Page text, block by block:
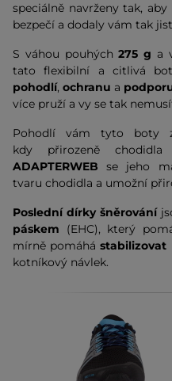
speciálně navrženy tak,
bezpečí a dodaly vám tak
S váhou pouhých 275 g a
tato flexibilní a citlivá
pohodlí, ochranu a
více pruží a vy se tak
Pohodlí vám tyto boty
kdy přirozeně
ADAPTERWEBse jeho
tvaru chodidla a umožní
Poslední dírky šněrování
páskem (EHC), který
mírně pomáhástabilizovat
kotníkový návlek.